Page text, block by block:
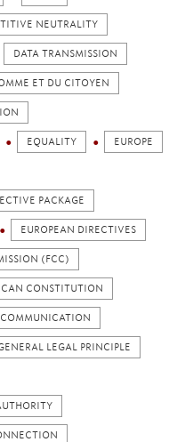
NEUTRALITY
DATA TRANSMISSION
ET DU CITOYEN
EQUALITY EUROPE
PACKAGE
EUROPEAN DIRECTIVES
(FCC)
CONSTITUTION
COMMUNICATION
LEGAL PRINCIPLE